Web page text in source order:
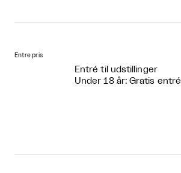
Entre pris
Entré til udstillinger
Under 18 år: Gratis entré